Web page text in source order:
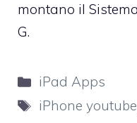
montano il
G.
Categorie
iPad Apps
Tag
iPhone youtube